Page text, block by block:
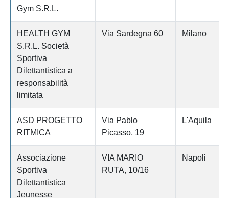
Gym S.R.L.
HEALTH GYM
S.R.L. Società
Sportiva
Dilettantistica a
responsabilità
limitata
Via Sardegna 60 Milano
ASD PROGETTO
RITMICA
Via Pablo
Picasso, 19
L'Aquila
Associazione
Sportiva
Dilettantistica
Jeunesse
VIA MARIO
RUTA, 10/16
Napoli